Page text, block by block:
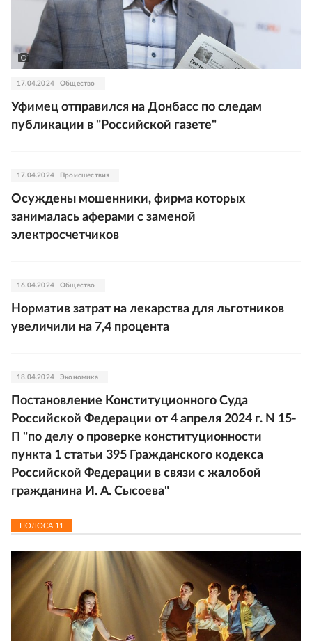
17.04.2024 Общество
Уфимец отправился на Донбасс по следам
публикации в "Российской газете"
17.04.2024 Происшествия
Осуждены мошенники, фирма которых
занималась аферами с заменой
электросчетчиков
16.04.2024 Общество
Норматив затрат на лекарства для льготников
увеличили на 7,4 процента
18.04.2024 Экономика
Постановление Конституционного Суда
Российской Федерации от 4 апреля 2024 г. N 15-
П "по делу о проверке конституционности
пункта 1 статьи 395 Гражданского кодекса
Российской Федерации в связи с жалобой
гражданина И. А. Сысоева"
ПОЛОСА 11